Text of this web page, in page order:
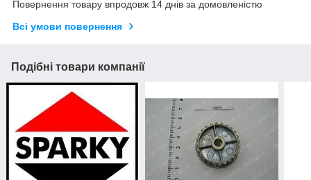
Повернення товару впродовж 14 днів за домовленістю
Всі умови повернення
Подібні товари компанії